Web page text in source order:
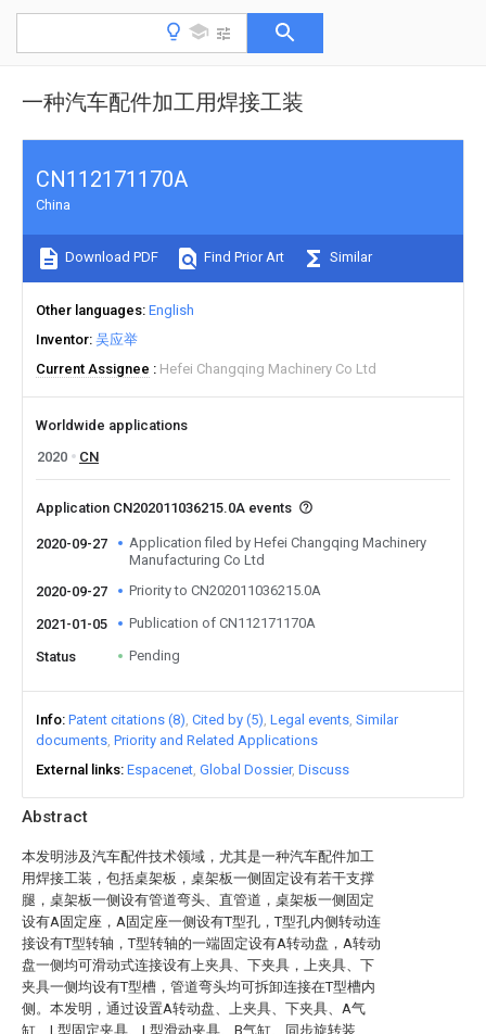
一种汽车配件加工用焊接工装
Abstract
本发明涉及汽车配件技术领域，尤其是一种汽车配件加工
用焊接工装，包括桌架板，桌架板一侧固定设有若干支撑
腿，桌架板一侧设有管道弯头、直管道，桌架板一侧固定
设有A固定座，A固定座一侧设有T型孔，T型孔内侧转动连
接设有T型转轴，T型转轴的一端固定设有A转动盘，A转动
盘一侧均可滑动式连接设有上夹具、下夹具，上夹具、下
夹具一侧均设有T型槽，管道弯头均可拆卸连接在T型槽内
侧。本发明，通过设置A转动盘、上夹具、下夹具、A气
缸、L型固定夹具、L型滑动夹具、B气缸、同步旋转装
CN112171170A
China
Download PDF Find Prior Art Similar
Other languages English
Inventor 吴应举
Current Assignee
Hefei Changqing Machinery Co Ltd
Worldwide applications
2020
CN
Application CN202011036215.0A events
2020-09-27
Application filed by Hefei Changqing Machinery
Manufacturing Co Ltd
2020-09-27
Priority to CN202011036215.0A
2021-01-05 Publication of CN112171170A
Status Pending
Info Patent citations (8) Cited by (5) Legal events Similar
documents Priority and Related Applications
External links Espacenet Global Dossier Discuss